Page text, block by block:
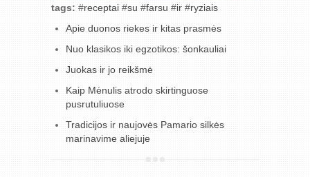
tags: #receptai #su #farsu #ir #ryziais
Apie duonos riekes ir kitas prasmės
Nuo klasikos iki egzotikos: šonkauliai
Juokas ir jo reikšmė
Kaip Mėnulis atrodo skirtinguose
pusrutuliuose
Tradicijos ir naujovės Pamario silkės
marinavime aliejuje